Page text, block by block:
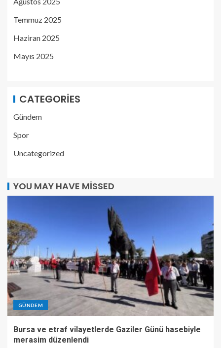
Temmuz 2025
Haziran 2025
Mayıs 2025
CATEGORIES
Gündem
Spor
Uncategorized
YOU MAY HAVE MISSED
GÜNDEM
Bursa ve etraf vilayetlerde Gaziler Günü hasebiyle
merasim düzenlendi